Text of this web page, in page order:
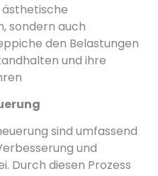
sondern auch
den Belastungen
und ihre
sind umfassend
und
Durch diesen Prozess